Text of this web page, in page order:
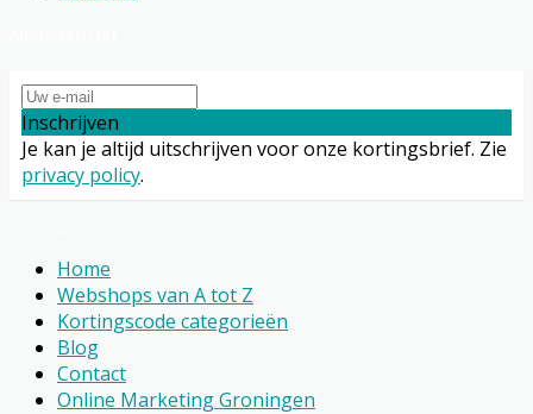
Inschrijven
Je kan je altijd uitschrijven voor onze kortingsbrief. Zie
privacy policy.
Home
Webshops van A tot Z
Kortingscode categorieën
Blog
Contact
Online Marketing Groningen